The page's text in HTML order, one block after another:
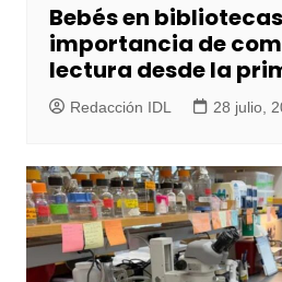
Bebés en
importancia de
lectura desde la
Redacción IDL 28 julio,